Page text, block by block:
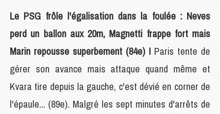
Le PSG frôle l'égalisation dans la foulée : Neves
perd un ballon aux 20m, Magnetti frappe fort mais
Marin repousse superbement (84e) ! Paris tente de
gérer son avance mais attaque quand même et
Kvara tire depuis la gauche, c'est dévié en corner de
l'épaule... (89e). Malgré les sept minutes d'arrêts de